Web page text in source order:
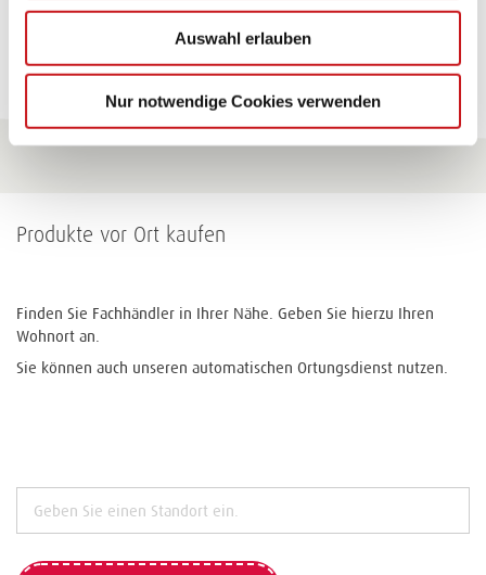
Auswahl erlauben
Nur notwendige Cookies verwenden
Zu allen Tipps
Produkte vor Ort kaufen
Finden Sie Fachhändler in Ihrer Nähe. Geben Sie hierzu Ihren
Wohnort an.
Sie können auch unseren automatischen Ortungsdienst nutzen.